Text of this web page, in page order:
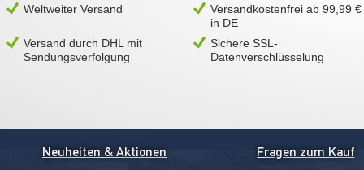
Weltweiter Versand
Versandkostenfrei ab 99,99 €
in DE
Versand durch DHL mit
Sendungsverfolgung
Sichere SSL-
Datenverschlüsselung
Neuheiten & Aktionen Fragen zum Kauf